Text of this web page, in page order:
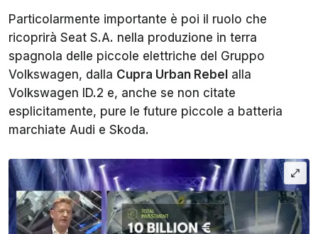
Particolarmente importante è poi il ruolo che
ricoprirà Seat S.A. nella produzione in terra
spagnola delle piccole elettriche del Gruppo
Volkswagen, dalla Cupra Urban Rebel alla
Volkswagen ID.2 e, anche se non citate
esplicitamente, pure le future piccole a batteria
marchiate Audi e Skoda.